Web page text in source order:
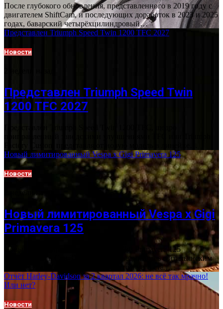
После глубокого обновления, представленного в 2019 году с
двигателем ShiftCam, и последующих доработок в 2023 и 2025
годах, баварский четырёхцилиндровый…
Представлен Triumph Speed Twin 1200 TFC 2027
Новости
Представлен Triumph Speed Twin
1200 TFC 2027
Новый лимитированный Vespa x Gigi Primavera 125
Новости
Новый лимитированный Vespa x Gigi
Primavera 125
Новый лимитированный Vespa x Gigi Primavera 125
представлен в Сен-Тропе Vespa объединилась с итальянским
рестораном Gigi Rigolatto, результатом чего стал…
Отчёт Harley-Davidson за 2 квартал 2026: не всё так мрачно!
Или нет?
Новости